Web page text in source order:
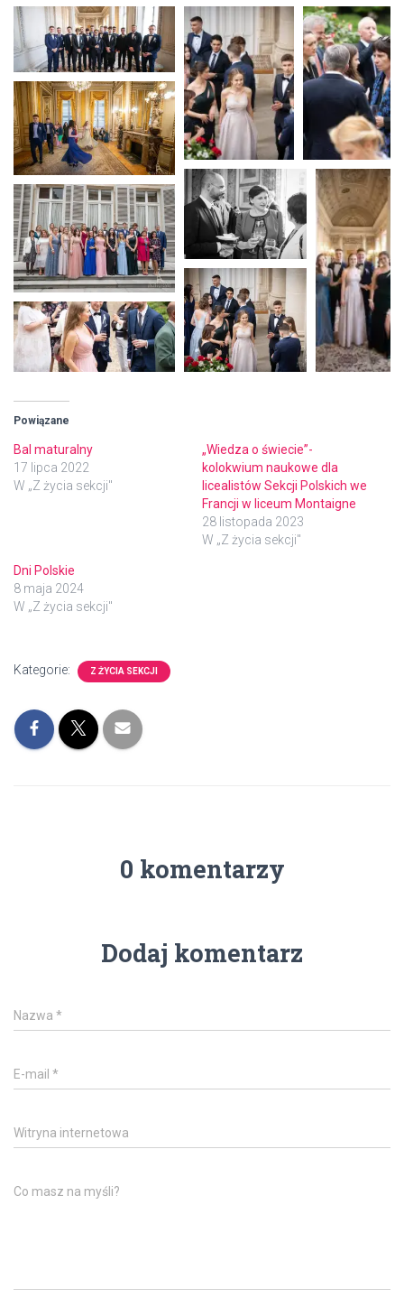
Powiązane
Bal maturalny
17 lipca 2022
W „Z życia sekcji"
„Wiedza o świecie”-
kolokwium naukowe dla
licealistów Sekcji Polskich we
Francji w liceum Montaigne
28 listopada 2023
W „Z życia sekcji"
Dni Polskie
8 maja 2024
W „Z życia sekcji"
Kategorie: Z ŻYCIA SEKCJI
0 komentarzy
Dodaj komentarz
Nazwa *
E-mail *
Witryna internetowa
Co masz na myśli?